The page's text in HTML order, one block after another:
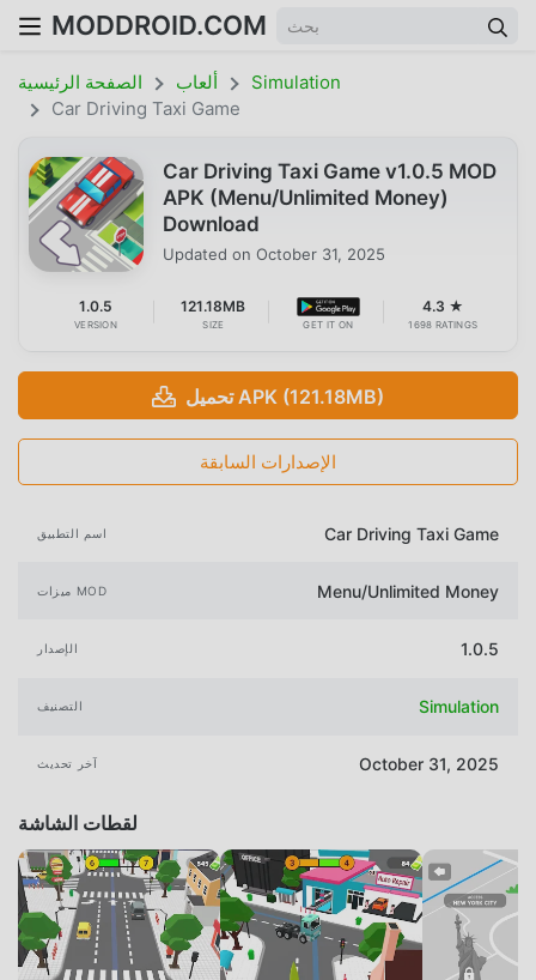
MODDROID.COM
الصفحة الرئيسية ألعاب
Simulation
Car Driving Taxi Game
Car Driving Taxi Game v1.0.5 MOD
APK (Menu/Unlimited Money)
Download
Updated on October 31, 2025
1.0.5
VERSION
121.18MB
SIZE GET IT ON
4.3 ★
1698 RATINGS
تحميل APK (121.18MB)
الإصدارات السابقة
اسم التطبيق Car Driving Taxi Game
ميزات MOD Menu/Unlimited Money
الإصدار 1.0.5
التصنيف Simulation
آخر تحديث October 31, 2025
لقطات الشاشة